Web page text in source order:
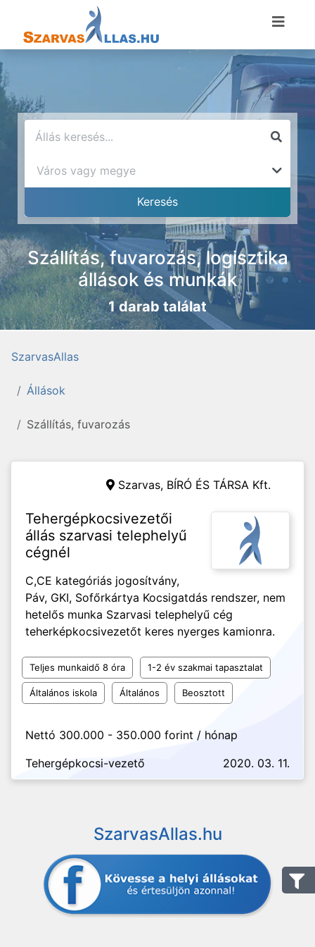
Szállítás, fuvarozás, logisztika
állások és munkák
1 darab találat
SzarvasAllas
Állások
Szállítás, fuvarozás
Szarvas, BÍRÓ ÉS TÁRSA Kft.
Tehergépkocsivezetői
állás szarvasi telephelyű
cégnél
C,CE kategóriás jogosítvány,
Páv, GKI, Sofőrkártya Kocsigatdás rendszer, nem
hetelős munka Szarvasi telephelyű cég
teherképkocsivezetőt keres nyerges kamionra.
Teljes munkaidő 8 óra 1-2 év szakmai tapasztalat
Általános iskola Általános Beosztott
Nettó 300.000 - 350.000 forint / hónap
Tehergépkocsi-vezető
2020. 03. 11.
SzarvasAllas.hu